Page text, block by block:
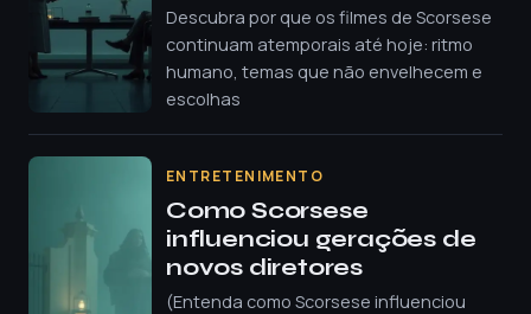
Descubra por que os filmes de Scorsese
continuam atemporais até hoje: ritmo
humano, temas que não envelhecem e
escolhas
ENTRETENIMENTO
Como Scorsese
influenciou gerações de
novos diretores
(Entenda como Scorsese influenciou